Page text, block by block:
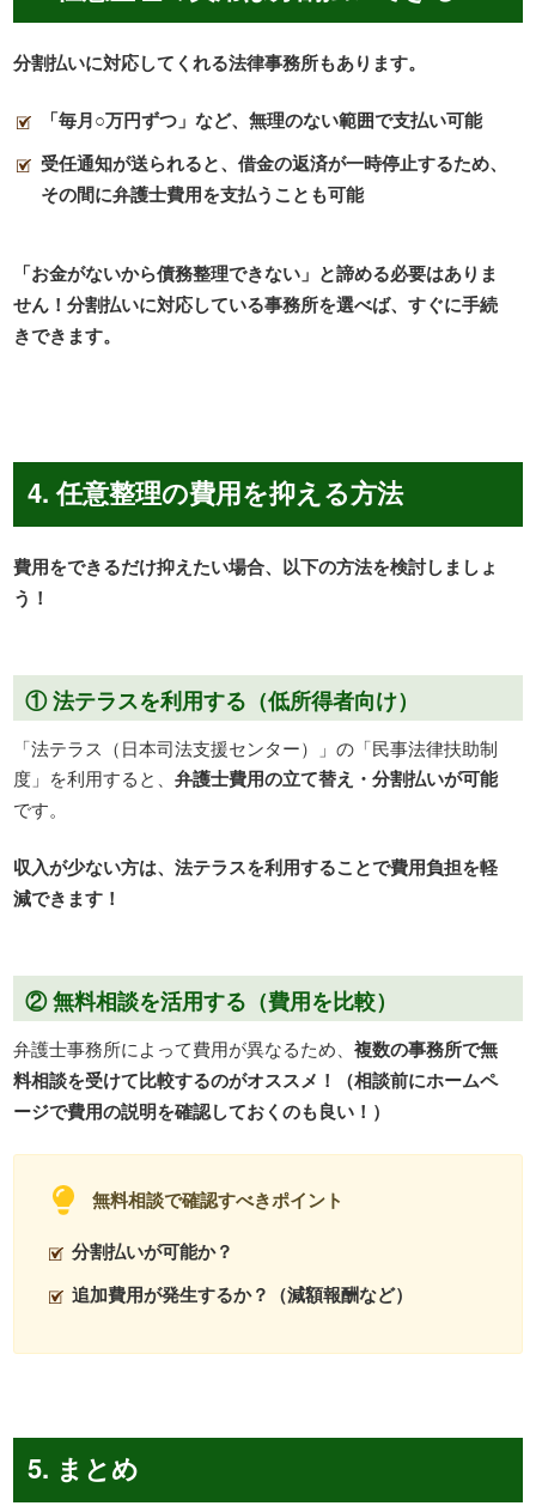
分割払いに対応してくれる法律事務所もあります。
「毎月○万円ずつ」など、無理のない範囲で支払い可能
受任通知が送られると、借金の返済が一時停止するため、
その間に弁護士費用を支払うことも可能
「お金がないから債務整理できない」と諦める必要はありま
せん！分割払いに対応している事務所を選べば、すぐに手続
きできます。
4. 任意整理の費用を抑える方法
費用をできるだけ抑えたい場合、以下の方法を検討しましょ
う！
① 法テラスを利用する（低所得者向け）
「法テラス（日本司法支援センター）」の「民事法律扶助制
度」を利用すると、弁護士費用の立て替え・分割払いが可能
です。
収入が少ない方は、法テラスを利用することで費用負担を軽
減できます！
② 無料相談を活用する（費用を比較）
弁護士事務所によって費用が異なるため、複数の事務所で無
料相談を受けて比較するのがオススメ！（相談前にホームペ
ージで費用の説明を確認しておくのも良い！）
無料相談で確認すべきポイント
分割払いが可能か？
追加費用が発生するか？（減額報酬など）
5. まとめ